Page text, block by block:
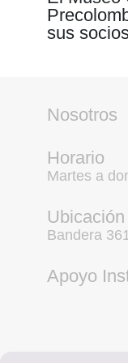
sus
Nosotros
Horario
Martes a
Ubicación
Bandera
Apoyo